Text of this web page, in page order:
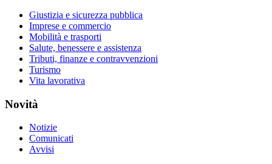
Giustizia e sicurezza pubblica
Imprese e commercio
Mobilità e trasporti
Salute, benessere e assistenza
Tributi, finanze e contravvenzioni
Turismo
Vita lavorativa
Novità
Notizie
Comunicati
Avvisi